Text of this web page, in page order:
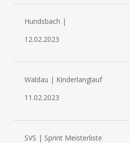
Hundsbach |
12.02.2023
Waldau | Kinderlanglauf
11.02.2023
SVS | Sprint Meisterliste